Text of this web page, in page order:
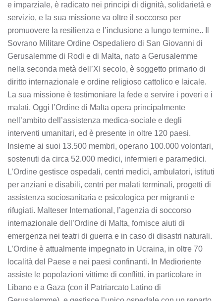
e imparziale, è radicato nei principi di dignità, solidarietà e
servizio, e la sua missione va oltre il soccorso per
promuovere la resilienza e l’inclusione a lungo termine.. Il
Sovrano Militare Ordine Ospedaliero di San Giovanni di
Gerusalemme di Rodi e di Malta, nato a Gerusalemme
nella seconda metà dell’XI secolo, è soggetto primario di
diritto internazionale e ordine religioso cattolico e laicale.
La sua missione è testimoniare la fede e servire i poveri e i
malati. Oggi l’Ordine di Malta opera principalmente
nell’ambito dell’assistenza medica-sociale e degli
interventi umanitari, ed è presente in oltre 120 paesi.
Insieme ai suoi 13.500 membri, operano 100.000 volontari,
sostenuti da circa 52.000 medici, infermieri e paramedici.
L’Ordine gestisce ospedali, centri medici, ambulatori, istituti
per anziani e disabili, centri per malati terminali, progetti di
assistenza sociosanitaria e psicologica per migranti e
rifugiati. Malteser International, l’agenzia di soccorso
internazionale dell’Ordine di Malta, fornisce aiuti di
emergenza nei teatri di guerra e in caso di disastri naturali.
L’Ordine è attualmente impegnato in Ucraina, in oltre 70
località del Paese e nei paesi confinanti. In Medioriente
assiste le popolazioni vittime di conflitti, in particolare in
Libano e a Gaza (con il Patriarcato Latino di